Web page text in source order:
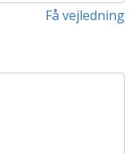
Få vejledning